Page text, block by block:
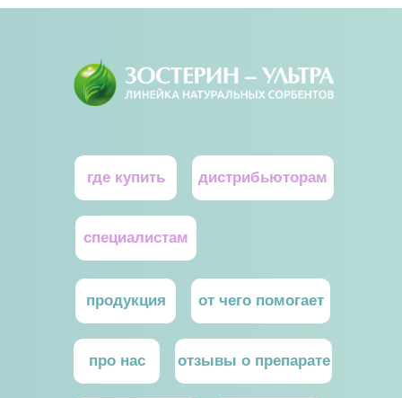
про нас
продукция
отзывы о препарате
от чего помогает
где купить
специалистам
дистрибьютoрам